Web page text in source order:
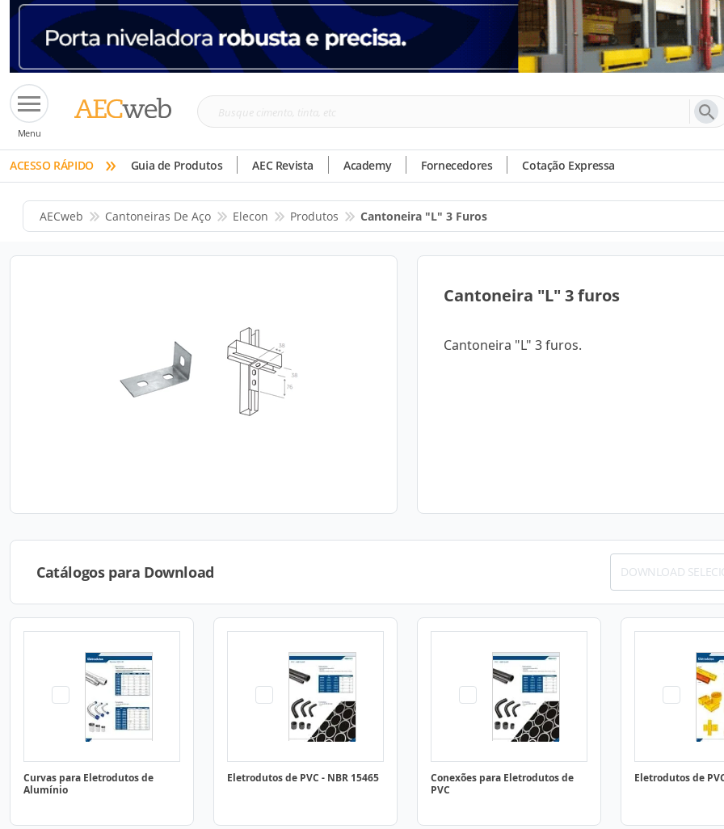
Menu
Busque
tinta,
etc
ACESSO RÁPIDO » Guia de Produtos AEC Revista Academy Fornecedores Cotação Expressa
AECweb Cantoneiras De Aço Elecon Produtos Cantoneira "L" 3 Furos
Cantoneira "L" 3 furos
Cantoneira "L" 3 furos.
Catálogos para Download DOWNLOAD
Curvas para Eletrodutos de
Alumínio
Eletrodutos de PVC - NBR 15465
Conexões para Eletrodutos de
PVC
Eletrodutos de